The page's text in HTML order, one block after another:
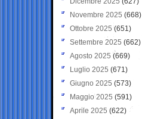
Novembre 2025 (668)
Ottobre 2025 (651)
Settembre 2025 (662)
Agosto 2025 (669)
Luglio 2025 (671)
Giugno 2025 (573)
Maggio 2025 (591)
Aprile 2025 (622)